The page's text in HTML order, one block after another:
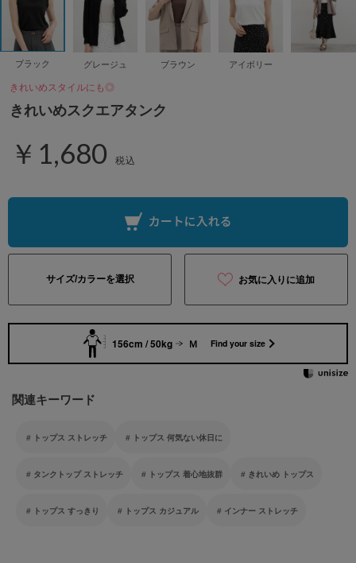
ブラック グレージュ ブラウン アイボリー
きれいめスタイルにも◎
きれいめスクエアタンク
￥1,680 税込
サイズ/カラーを選択 お気に入りに追加
156cm / 50kg Ｍ Find your size
関連キーワード
トップス ストレッチ トップス 何気ない休日に
タンクトップ ストレッチ トップス 着心地抜群 きれいめ トップス
トップス すっきり トップス カジュアル インナー ストレッチ